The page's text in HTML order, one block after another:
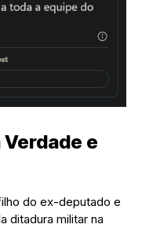
e
do ex-deputado e
ditadura militar na